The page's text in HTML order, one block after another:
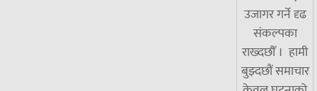
उजागर गर्ने दृढ
संकल्पका
राख्दछौँ । हामी
बुझ्दछौं समाचार